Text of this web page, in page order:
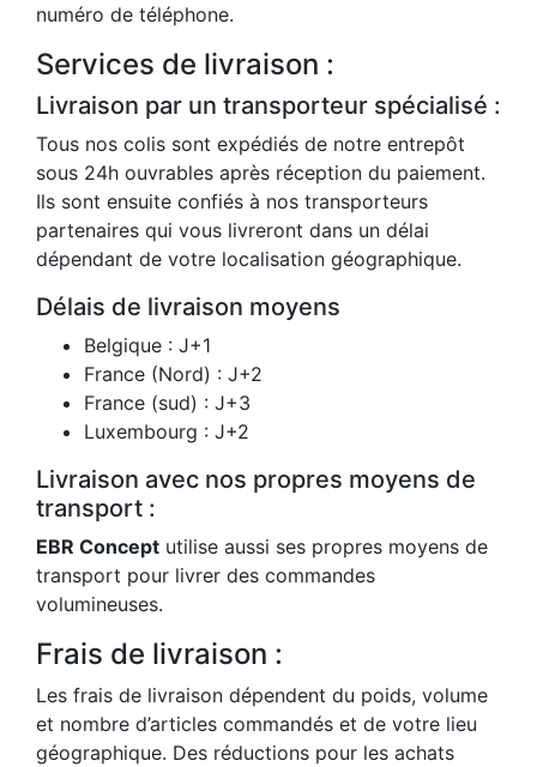
numéro de téléphone.
Services de livraison :
Livraison par un transporteur spécialisé :
Tous nos colis sont expédiés de notre entrepôt
sous 24h ouvrables après réception du paiement.
Ils sont ensuite confiés à nos transporteurs
partenaires qui vous livreront dans un délai
dépendant de votre localisation géographique.
Délais de livraison moyens
Belgique : J+1
France (Nord) : J+2
France (sud) : J+3
Luxembourg : J+2
Livraison avec nos propres moyens de
transport :
EBR Concept utilise aussi ses propres moyens de
transport pour livrer des commandes
volumineuses.
Frais de livraison :
Les frais de livraison dépendent du poids, volume
et nombre d’articles commandés et de votre lieu
géographique. Des réductions pour les achats